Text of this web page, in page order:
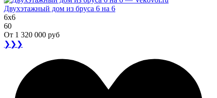
Двухэтажный дом из бруса 6 на 6
6x6
60
От 1 320 000 руб
❯❯❯